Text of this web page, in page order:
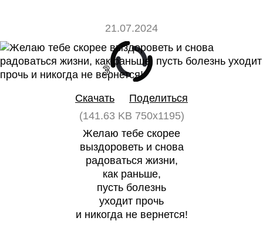
21.07.2024
3
Скачать
Поделиться
(141.63 KB 750x1195)
Желаю тебе скорее
выздороветь и снова
радоваться жизни,
как раньше,
пусть болезнь
уходит прочь
и никогда не вернется!